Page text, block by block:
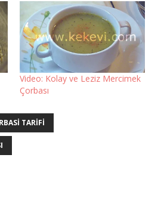
Video: Kolay ve Leziz Mercimek
Çorbası
TARIFI